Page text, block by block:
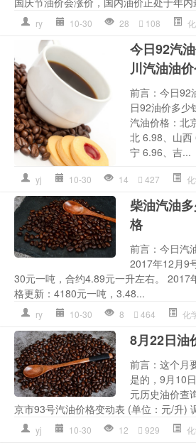
ry 10-30 28 108
今日92汽
川汽油油
前言：今日92
日92油价多少
汽油价格：北
北 6.98、山西
宁 6.96、吉...
yj 10-30 14 427
柴油汽油
格
前言：今日汽
2017年12月9
30元一吨，合约4.89元一升左右。 2017
格更新：4180元一吨，3.48...
ry 10-30 8 464 化
8月22日油
前言：这个月
是的，9月10
元历史油价查
京市93号汽油价格变动表 (单位：元/升)
yj 10-30 12 929